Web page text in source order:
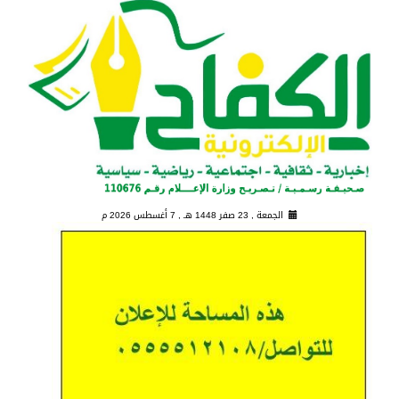
الجمعة , 23 صفر 1448 هـ , 7 أغسطس 2026 م